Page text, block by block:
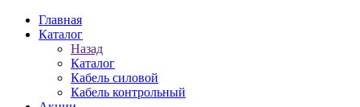
Главная
Каталог
Назад
Каталог
Кабель силовой
Кабель контрольный